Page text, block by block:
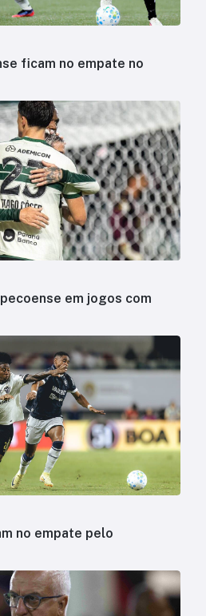
ficam no empate no
no empate pelo